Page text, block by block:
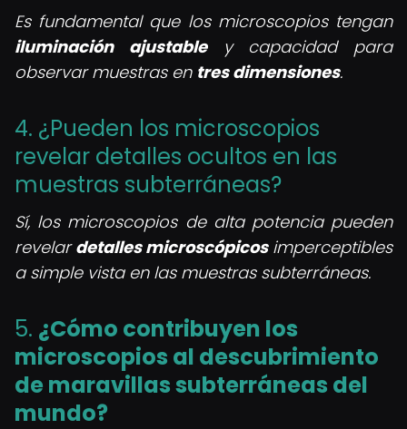
Es fundamental que los microscopios tengan
iluminación ajustabley capacidad para
observar muestras en tres dimensiones.
4. ¿Pueden los microscopios
revelar detalles ocultos en las
muestras subterráneas?
Sí, los microscopios de alta potencia pueden
revelardetalles microscópicosimperceptibles
a simple vista en las muestras subterráneas.
5. ¿Cómo contribuyen los
microscopios al descubrimiento
de maravillas subterráneas del
mundo?